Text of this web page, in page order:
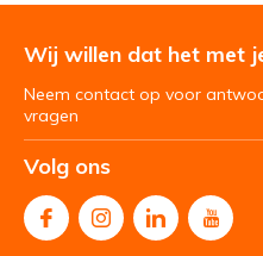
Wij willen dat het met
Neem contact op voor
vragen
Volg ons